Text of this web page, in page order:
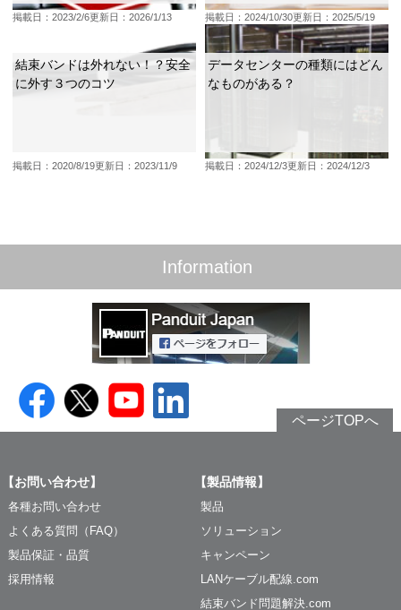
掲載日：2023/2/6更新日：2026/1/13 掲載日：2024/10/30更新日：2025/5/19
結束バンドは外れない！？安全
に外す３つのコツ
掲載日：2020/8/19更新日：2023/11/9
データセンターの種類にはどん
なものがある？
掲載日：2024/12/3更新日：2024/12/3
Information
ページTOPへ
【お問い合わせ】
各種お問い合わせ
よくある質問（FAQ）
製品保証・品質
採用情報
【製品情報】
製品
ソリューション
キャンペーン
LANケーブル配線.com
結束バンド問題解決.com